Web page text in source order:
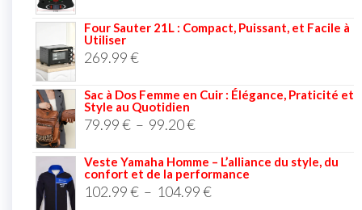
Four Sauter 21L : Compact, Puissant, et Facile à
Utiliser
269.99€
Sac à Dos Femme en Cuir : Élégance, Praticité et
Style au Quotidien
79.99€ – 99.20€
Veste Yamaha Homme – L’alliance du style, du
confort et de la performance
102.99€ – 104.99€